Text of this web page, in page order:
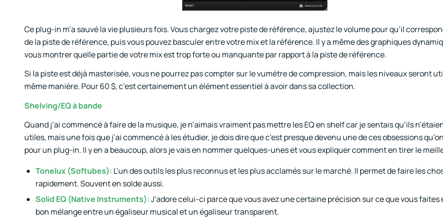
Ce plug-in m’a sauvé la vie plusieurs fois. Vous chargez votre piste de référence, ajustez le volume pour qu’il
de la piste de référence, puis vous pouvez basculer entre votre mix et la référence. Il y a même des graphiques
vous montrer quelle partie de votre mix est trop forte ou manquante par rapport à la piste de référence.
Si la piste est déjà masterisée, vous ne pourrez pas compter sur le vumètre de compression, mais les niveaux seront
même manière. Pour 60 $, c’est certainement un élément essentiel à avoir dans sa collection.
Shelving/EQ à bande
Quand j’ai commencé à faire de la musique, je n’aimais vraiment pas mettre les EQ en shelf car je sentais qu’ils
utiles, mais une fois que j’ai commencé à les étudier, je dois dire que c’est presque devenu une de ces obsessions
pour un plug-in. Il y en a beaucoup, alors je vais en nommer quelques-unes et vous expliquer comment en tirer le
Tonelux (Softubes): L’un des outils les plus reconnus et les plus acclamés sur le marché. Il permet de faire les
rapidement. Souvent en solde aussi.
Solid EQ (Native Instruments): J’adore celui-ci parce que vous avez une certaine précision sur ce que vous faites
bon mélange entre un égaliseur musical et un égaliseur transparent.